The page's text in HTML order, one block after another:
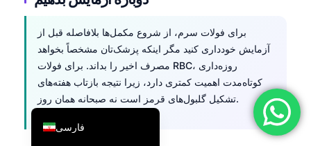
برای فولات سرم، از شروع مکمل‌ها بلافاصله قبل از
آزمایش خودداری کنید مگر اینکه پزشک‌تان مشخصاً بخواهد
مصرف اخیر را بداند. برای فولات RBC، روزه‌داری
کوتاه‌مدت اهمیت کمتری دارد، زیرا نتیجه بازتاب هفته‌های
تشکیل گلبول‌های قرمز است نه صبحانه همان روز.
فارسی
English
Deutsch
Français